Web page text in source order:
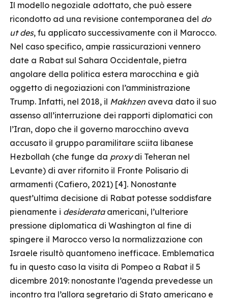
Il modello negoziale adottato, che può essere
ricondotto ad una revisione contemporanea del do
ut des, fu applicato successivamente con il Marocco.
Nel caso specifico, ampie rassicurazioni vennero
date a Rabat sul Sahara Occidentale, pietra
angolare della politica estera marocchina e già
oggetto di negoziazioni con l’amministrazione
Trump. Infatti, nel 2018, il Makhzen aveva dato il suo
assenso all’interruzione dei rapporti diplomatici con
l’Iran, dopo che il governo marocchino aveva
accusato il gruppo paramilitare sciita libanese
Hezbollah (che funge da proxydi Teheran nel
Levante) di aver rifornito il Fronte Polisario di
armamenti (Cafiero, 2021) [4]. Nonostante
quest’ultima decisione di Rabat potesse soddisfare
pienamente i desiderataamericani, l’ulteriore
pressione diplomatica di Washington al fine di
spingere il Marocco verso la normalizzazione con
Israele risultò quantomeno inefficace. Emblematica
fu in questo caso la visita di Pompeo a Rabat il 5
dicembre 2019: nonostante l’agenda prevedesse un
incontro tra l’allora segretario di Stato americano e